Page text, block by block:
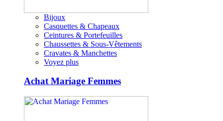
Bijoux
Casquettes & Chapeaux
Ceintures & Portefeuilles
Chaussettes & Sous-Vêtements
Cravates & Manchettes
Voyez plus
Achat Mariage Femmes